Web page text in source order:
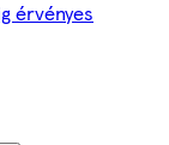
érvényes